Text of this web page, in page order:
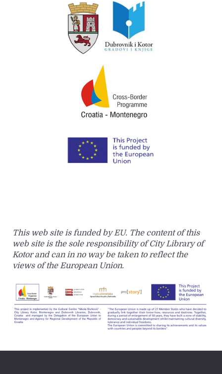
This web site is funded by EU. The content of this
web site is the sole responsibility of City Library of
Kotor and can in no way be taken to reflect the
views of the European Union.